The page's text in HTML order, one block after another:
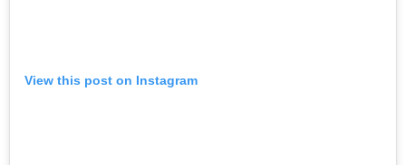
View this post on Instagram